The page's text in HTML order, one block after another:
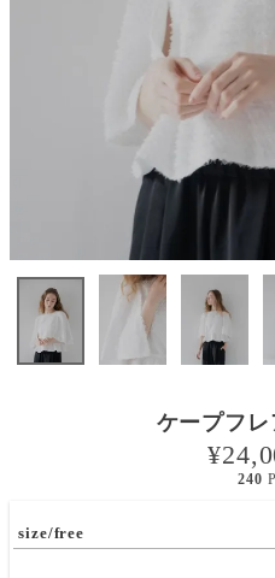
ケープフ
¥
240
size/free